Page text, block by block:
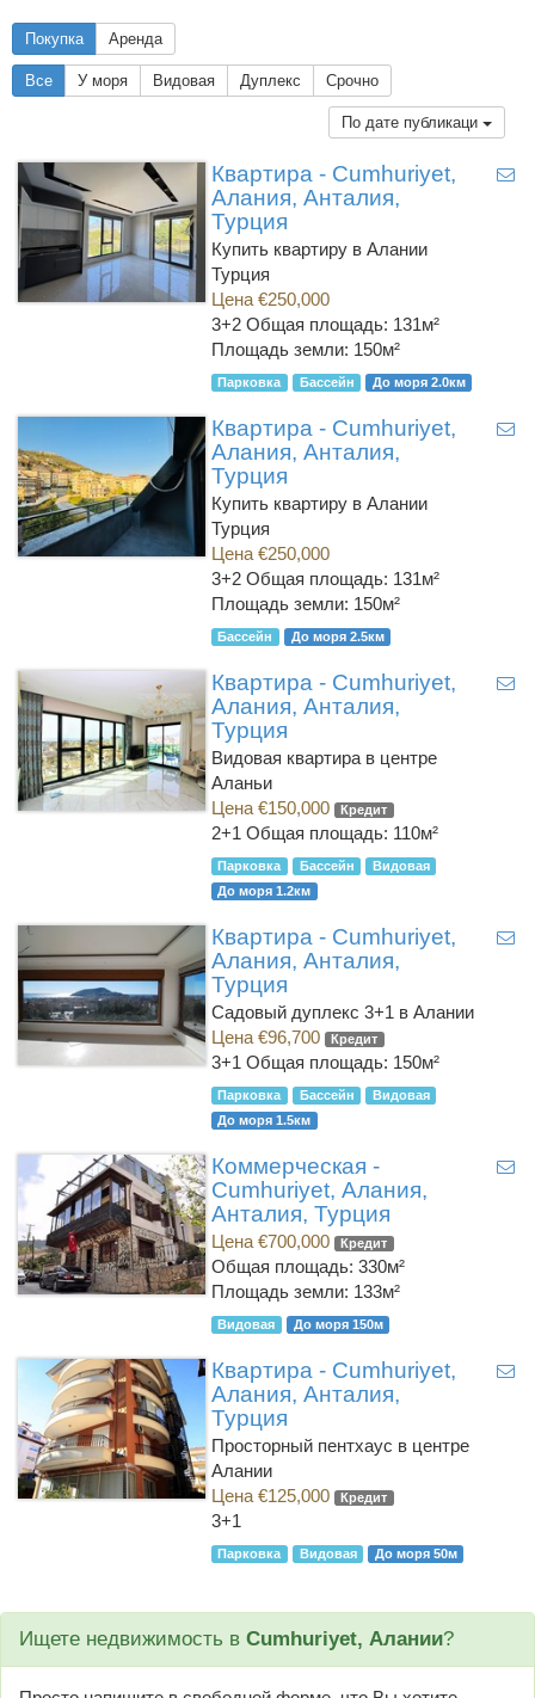
Покупка Аренда
Все У моря Видовая Дуплекс Срочно
По дате публикаци
Квартира - Cumhuriyet,
Алания, Анталия,
Турция
Купить квартиру в Алании
Турция
Цена €250,000
3+2 Общая площадь: 131м²
Площадь земли: 150м²
Парковка Бассейн До моря 2.0км
Квартира - Cumhuriyet,
Алания, Анталия,
Турция
Купить квартиру в Алании
Турция
Цена €250,000
3+2 Общая площадь: 131м²
Площадь земли: 150м²
Бассейн До моря 2.5км
Квартира - Cumhuriyet,
Алания, Анталия,
Турция
Видовая квартира в центре
Аланьи
Цена €150,000
Кредит
2+1 Общая площадь: 110м²
Парковка Бассейн
Видовая
До моря 1.2км
Квартира - Cumhuriyet,
Алания, Анталия,
Турция
Садовый дуплекс 3+1 в Алании
Цена €96,700
Кредит
3+1 Общая площадь: 150м²
Парковка Бассейн
Видовая
До моря 1.5км
Коммерческая -
Cumhuriyet, Алания,
Анталия, Турция
Цена €700,000 Кредит
Общая площадь: 330м²
Площадь земли: 133м²
Видовая До моря 150м
Квартира - Cumhuriyet,
Алания, Анталия,
Турция
Просторный пентхаус в центре
Алании
Цена €125,000
Кредит
3+1
Парковка Видовая До моря 50м
Ищете недвижимость в Cumhuriyet, Алании?